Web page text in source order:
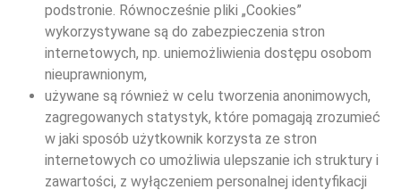
podstronie. Równocześnie pliki „Cookies”
wykorzystywane są do zabezpieczenia stron
internetowych, np. uniemożliwienia dostępu osobom
nieuprawnionym,
używane są również w celu tworzenia anonimowych,
zagregowanych statystyk, które pomagają zrozumieć
w jaki sposób użytkownik korzysta ze stron
internetowych co umożliwia ulepszanie ich struktury i
zawartości, z wyłączeniem personalnej identyfikacji